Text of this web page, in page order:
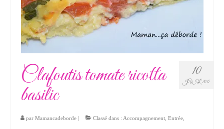
10
JUIL 2017
Clafoutis tomate ricotta
basilic
par Mamancadeborde | Classé dans : Accompagnement Entrée